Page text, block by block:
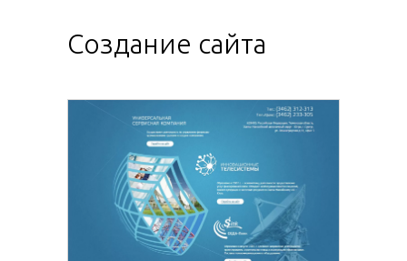
Создание сайта